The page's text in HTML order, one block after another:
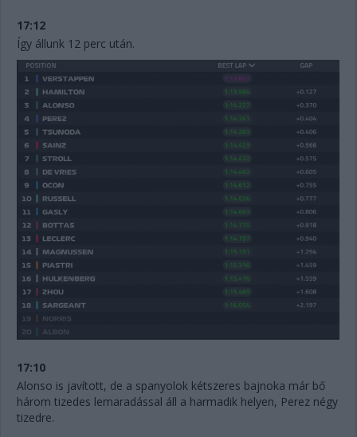
17:12
Így állunk 12 perc után.
17:10
Alonso is javított, de a spanyolok kétszeres bajnoka már bő
három tizedes lemaradással áll a harmadik helyen, Perez négy
tizedre.